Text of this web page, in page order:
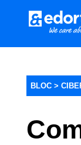
BLOC >